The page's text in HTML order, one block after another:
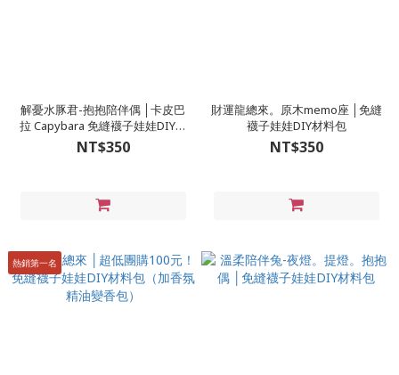
解憂水豚君-抱抱陪伴偶 │卡皮巴
拉 Capybara 免縫襪子娃娃DIY材
料包
NT$350
財運龍總來。原木memo座 │免縫
襪子娃娃DIY材料包
NT$350
熱銷第一名